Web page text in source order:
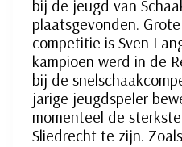
bij de jeugd van
plaatsgevonden.
competitie is Sven
kampioen werd in de
bij de
jarige jeugdspeler
momenteel de
Sliedrecht te zijn.